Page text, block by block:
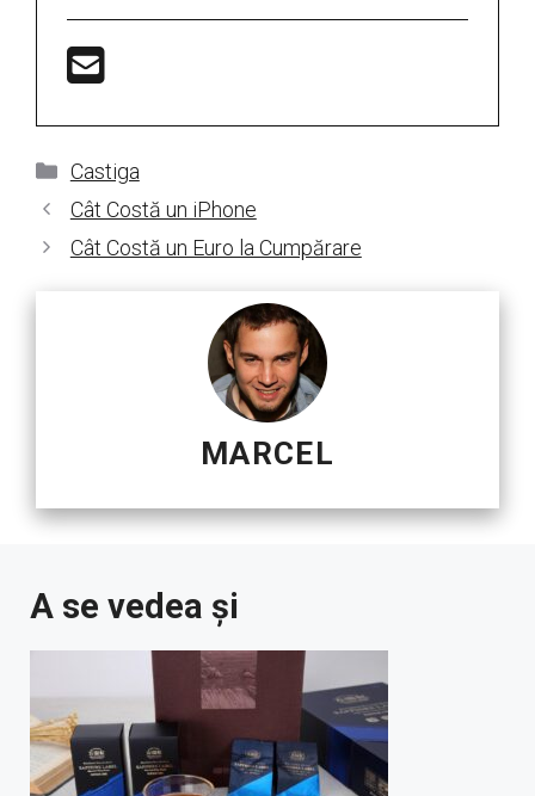
Categorii
Castiga
Cât Costă un iPhone
Cât Costă un Euro la Cumpărare
MARCEL
A se vedea și